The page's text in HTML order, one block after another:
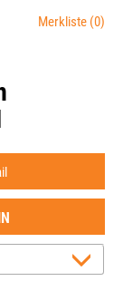
Merkliste (0)